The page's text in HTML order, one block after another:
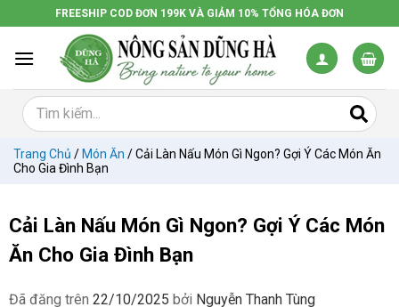
đến
dung
FREESHIP COD ĐƠN 199K VÀ GIẢM 10% TỔNG HÓA ĐƠN
Trang Chủ / Món Ăn /Cải Làn Nấu Món Gì Ngon? Gợi Ý Các Món Ăn
Cho Gia Đình Bạn
Cải Làn Nấu Món Gì Ngon? Gợi Ý Các Món
Ăn Cho Gia Đình Bạn
Đã đăng trên 22/10/2025 bởi Nguyễn Thanh Tùng